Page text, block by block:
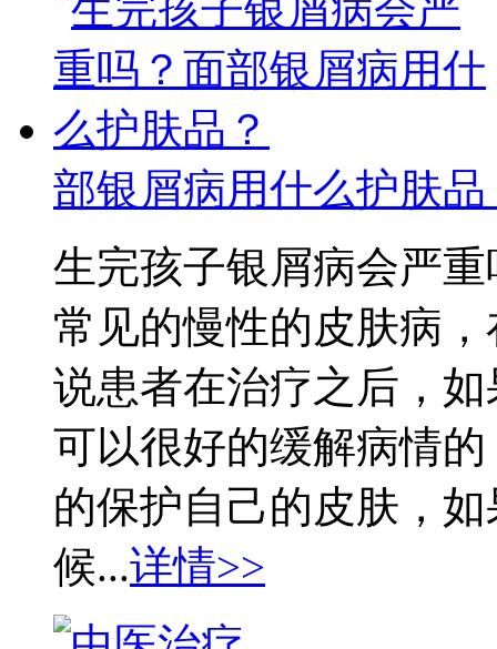
部银屑病用什么护肤品
生完孩子银屑病会严
常见的慢性的皮肤病
说患者在治疗之后，
可以很好的缓解病情
的保护自己的皮肤，
候...详情>>